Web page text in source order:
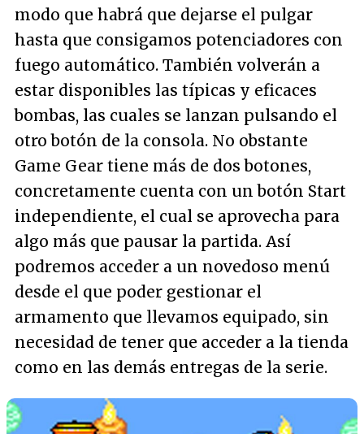
modo que habrá que dejarse el pulgar
hasta que consigamos potenciadores con
fuego automático. También volverán a
estar disponibles las típicas y eficaces
bombas, las cuales se lanzan pulsando el
otro botón de la consola. No obstante
Game Gear tiene más de dos botones,
concretamente cuenta con un botón Start
independiente, el cual se aprovecha para
algo más que pausar la partida. Así
podremos acceder a un novedoso menú
desde el que poder gestionar el
armamento que llevamos equipado, sin
necesidad de tener que acceder a la tienda
como en las demás entregas de la serie.